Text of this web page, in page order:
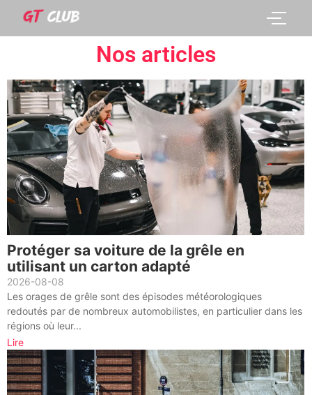
Nos articles
Protéger sa voiture de la grêle en
utilisant un carton adapté
2026-08-08
Les orages de grêle sont des épisodes météorologiques
redoutés par de nombreux automobilistes, en particulier dans les
régions où leur...
Lire